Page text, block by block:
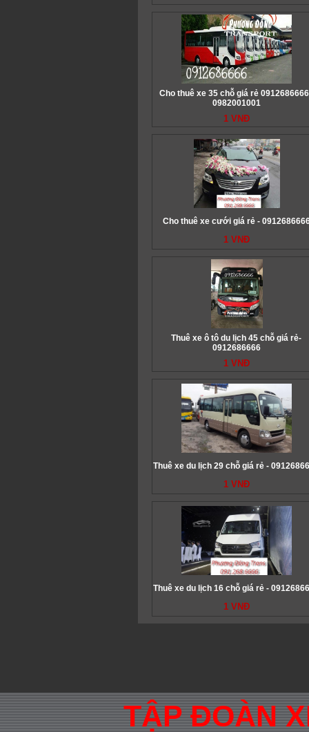
Cho thuê xe 35 chỗ giá rẻ
0982001001
1 VNĐ
Cho thuê xe cưới giá rẻ -
1 VNĐ
Thuê xe ô tô du lịch 45 chỗ giá rẻ-
0912686666
1 VNĐ
Thuê xe du lịch 29 chỗ giá rẻ -
1 VNĐ
Thuê xe du lịch 16 chỗ giá rẻ -
1 VNĐ
TẬP ĐOÀN